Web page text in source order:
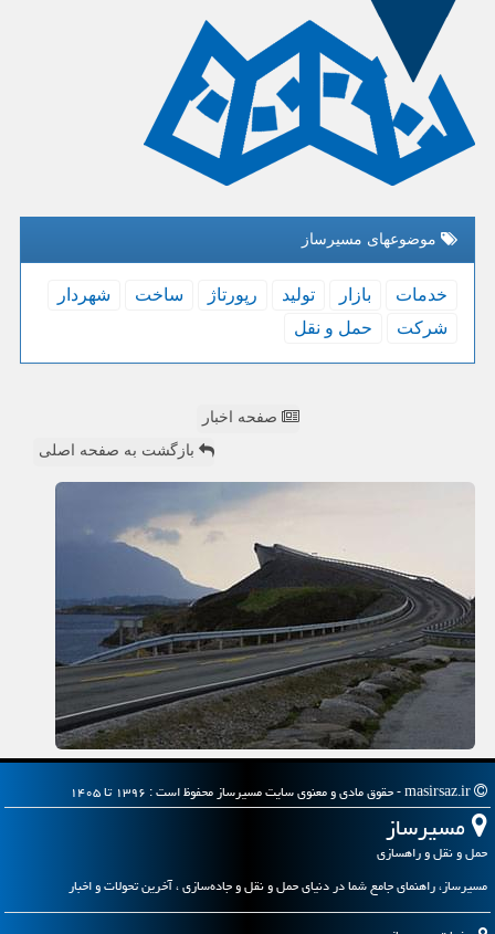
موضوعهای مسیرساز
خدمات بازار تولید رپورتاژ ساخت
شهردار
شركت
حمل و نقل
صفحه اخبار
بازگشت به صفحه اصلی
مسیرساز
حمل و نقل و راهسازی
مسیرساز، راهنمای جامع شما در دنیای حمل و نقل و جاده‌سازی ، آخرین تحولات و اخبار